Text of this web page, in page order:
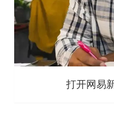
打开网易